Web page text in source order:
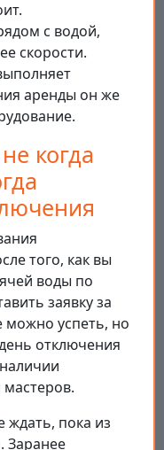
с водой,
скорости.
аренды он же
когда
того, как вы
воды по
заявку за
можно успеть, но
отключения
ждать, пока из
Заранее